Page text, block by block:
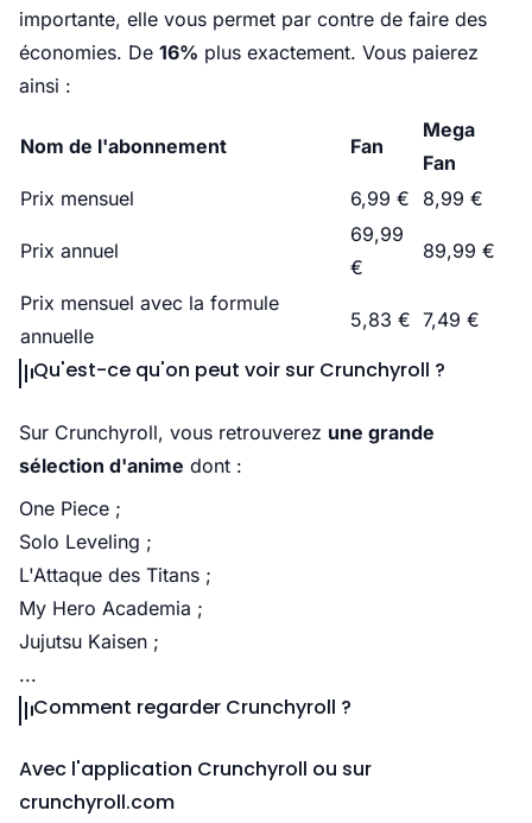
importante, elle vous permet par contre de faire des
économies. De 16% plus exactement. Vous paierez
ainsi :
Nom de l'abonnement Fan
Mega
Fan
Prix mensuel
6,99 € 8,99 €
Prix annuel
69,99
€
89,99 €
Prix mensuel avec la formule
annuelle
5,83 € 7,49 €
Qu'est-ce qu'on peut voir sur Crunchyroll ?
Sur Crunchyroll, vous retrouverez une grande
sélection d'anime dont :
One Piece ;
Solo Leveling ;
L'Attaque des Titans ;
My Hero Academia ;
Jujutsu Kaisen ;
...
Comment regarder Crunchyroll ?
Avec l'application Crunchyroll ou sur
crunchyroll.com